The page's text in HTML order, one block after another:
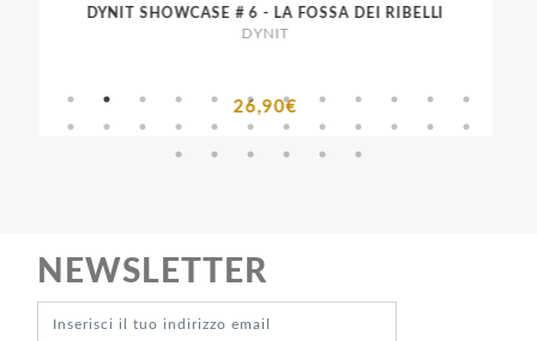
DYNIT SHOWCASE # 6 - LA FOSSA DEI RIBELLI
DYNIT
26,90€
NEWSLETTER